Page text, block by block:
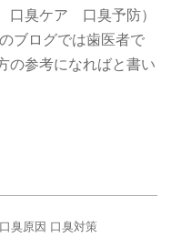
口臭ケア 口臭予防）
ブログでは歯医者で
の参考になればと書い